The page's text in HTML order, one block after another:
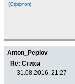
(Оффтоп)
Anton_Peplov
Re: Стихи
31.08.2016, 21:27